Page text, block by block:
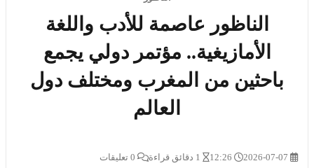
الناظور عاصمة للأدب واللغة
الأمازيغية.. مؤتمر دولي يجمع
باحثين من المغرب ومختلف دول
العالم